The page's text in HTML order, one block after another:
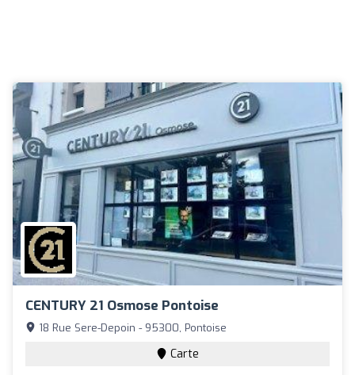
CENTURY 21 Osmose Pontoise
18 Rue Sere-Depoin - 95300, Pontoise
Carte